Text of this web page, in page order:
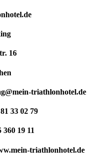
16
triathlonhotel.de
33 02 79
19 11
triathlonhotel.de